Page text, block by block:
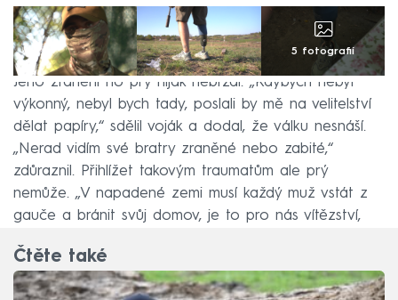
5 fotografií
Jeho zranění ho prý nijak nebrzdí. „Kdybych nebyl
výkonný, nebyl bych tady, poslali by mě na velitelství
dělat papíry,“ sdělil voják a dodal, že válku nesnáší.
„Nerad vidím své bratry zraněné nebo zabité,“
zdůraznil. Přihlížet takovým traumatům ale prý
nemůže. „V napadené zemi musí každý muž vstát z
gauče a bránit svůj domov, je to pro nás vítězství,
Čtěte také